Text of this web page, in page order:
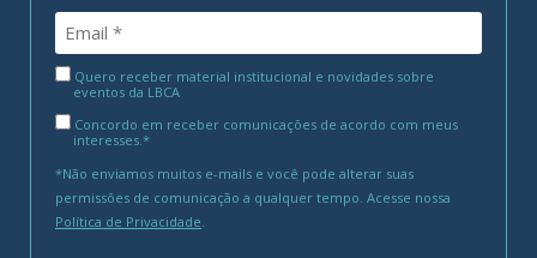
Quero receber material institucional e novidades sobre
eventos da LBCA
Concordo em receber comunicações de acordo com meus
interesses.*
*Não enviamos muitos e-mails e você pode alterar suas
permissões de comunicação a qualquer tempo. Acesse nossa
Política de Privacidade.